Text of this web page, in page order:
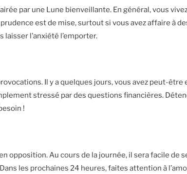
par une Lune bienveillante. En général, vous
est de mise, surtout si vous avez affaire à
laisser l’anxiété l’emporter.
Il y a quelques jours, vous avez peut-être
stressé par des questions financières.
!
opposition. Au cours de la journée, il sera facile de
les prochaines 24 heures, faites attention à